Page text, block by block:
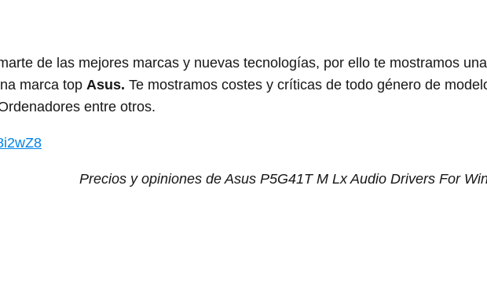
de las mejores marcas y nuevas tecnologías, por ello te mostramos
marca top Asus. Te mostramos costes y críticas de todo género de
entre otros.
Precios y opiniones de Asus P5G41T M Lx Audio Drivers For